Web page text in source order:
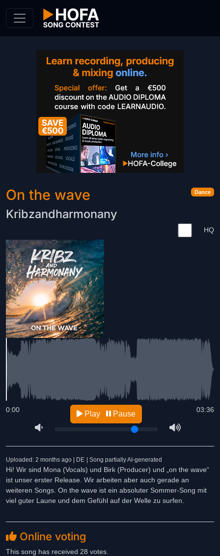
Dance
On the wave
Kribzandharmonany
HQ
03:36
0:00 Play Pause
Uploaded: 2 months ago | DE | Song partially AI-generated
Hi! Wir sind Mona (Vocals) und Birk (Producer) und „on the wave“
ist unser erster Release. Wir arbeiten aber auch gerade an
weiteren Songs. On the wave ist ein absoluter Sommer-Song mit
viel guter Laune und dem Gefühl auf der Welle zu surfen.
Online voting
This song has received 28 votes.